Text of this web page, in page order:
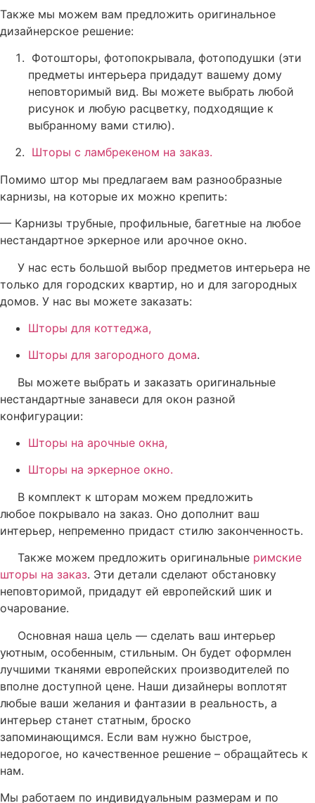
Также мы можем вам предложить оригинальное
дизайнерское решение:
Фотошторы, фотопокрывала, фотоподушки (эти
предметы интерьера придадут вашему дому
неповторимый вид. Вы можете выбрать любой
рисунок и любую расцветку, подходящие к
выбранному вами стилю).
Шторы с ламбрекеном на заказ.
Помимо штор мы предлагаем вам разнообразные
карнизы, на которые их можно крепить:
— Карнизы трубные, профильные, багетные на любое
нестандартное эркерное или арочное окно.
У нас есть большой выбор предметов интерьера не
только для городских квартир, но и для загородных
домов. У нас вы можете заказать:
Шторы для коттеджа,
Шторы для загородного дома.
Вы можете выбрать и заказать оригинальные
нестандартные занавеси для окон разной
конфигурации:
Шторы на арочные окна,
Шторы на эркерное окно.
В комплект к шторам можем предложить
любое покрывало на заказ. Оно дополнит ваш
интерьер, непременно придаст стилю законченность.
Также можем предложить оригинальные римские
шторы на заказ. Эти детали сделают обстановку
неповторимой, придадут ей европейский шик и
очарование.
Основная наша цель — сделать ваш интерьер
уютным, особенным, стильным. Он будет оформлен
лучшими тканями европейских производителей по
вполне доступной цене. Наши дизайнеры воплотят
любые ваши желания и фантазии в реальность, а
интерьер станет статным, броско
запоминающимся. Если вам нужно быстрое,
недорогое, но качественное решение – обращайтесь к
нам.
Мы работаем по индивидуальным размерам и по